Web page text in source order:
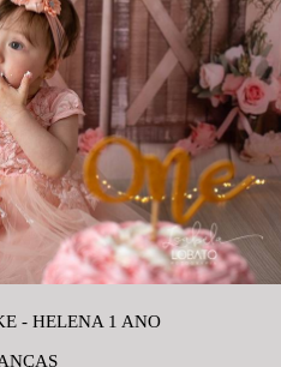
- HELENA 1 ANO